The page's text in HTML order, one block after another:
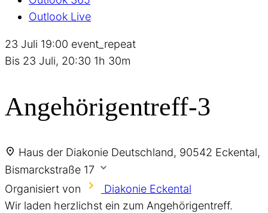
Outlook Live
23 Juli 19:00 event_repeat
Bis 23 Juli, 20:30 1h 30m
Angehörigentreff-3
Haus der Diakonie Deutschland, 90542 Eckental,
Bismarckstraße 17
Organisiert von
Diakonie Eckental
Wir laden herzlichst ein zum Angehörigentreff.